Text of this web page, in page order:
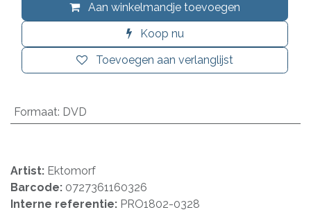
Aan winkelmandje toevoegen
Koop nu
Toevoegen aan verlanglijst
Formaat: DVD
Artist: Ektomorf
Barcode: 0727361160326
Interne referentie: PRO1802-0328